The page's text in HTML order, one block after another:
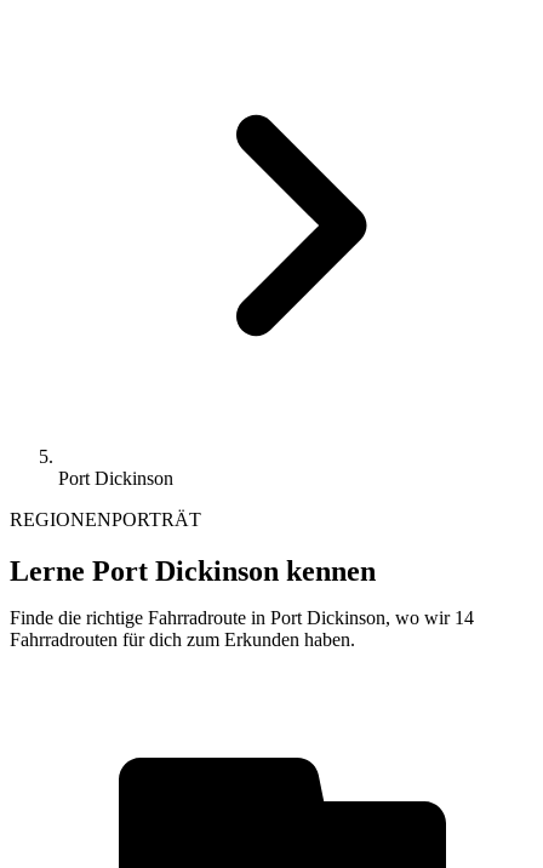
Port Dickinson
REGIONENPORTRÄT
Lerne Port Dickinson kennen
Finde die richtige Fahrradroute in Port Dickinson, wo wir 14
Fahrradrouten für dich zum Erkunden haben.